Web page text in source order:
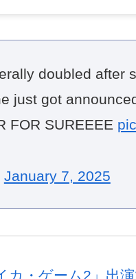
just got
FOR SUREEEE